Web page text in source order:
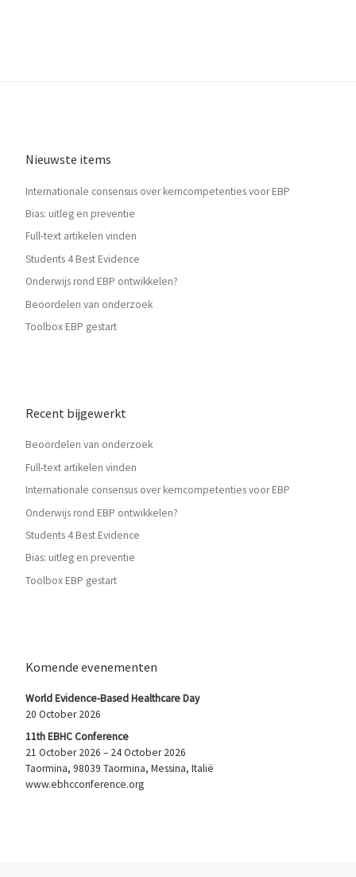
Nieuwste items
Internationale consensus over kerncompetenties voor EBP
Bias: uitleg en preventie
Full-text artikelen vinden
Students 4 Best Evidence
Onderwijs rond EBP ontwikkelen?
Beoordelen van onderzoek
Toolbox EBP gestart
Recent bijgewerkt
Beoordelen van onderzoek
Full-text artikelen vinden
Internationale consensus over kerncompetenties voor EBP
Onderwijs rond EBP ontwikkelen?
Students 4 Best Evidence
Bias: uitleg en preventie
Toolbox EBP gestart
Komende evenementen
World Evidence-Based Healthcare Day
20 October 2026
11th EBHC Conference
21 October 2026 – 24 October 2026
Taormina, 98039 Taormina, Messina, Italië
www.ebhcconference.org